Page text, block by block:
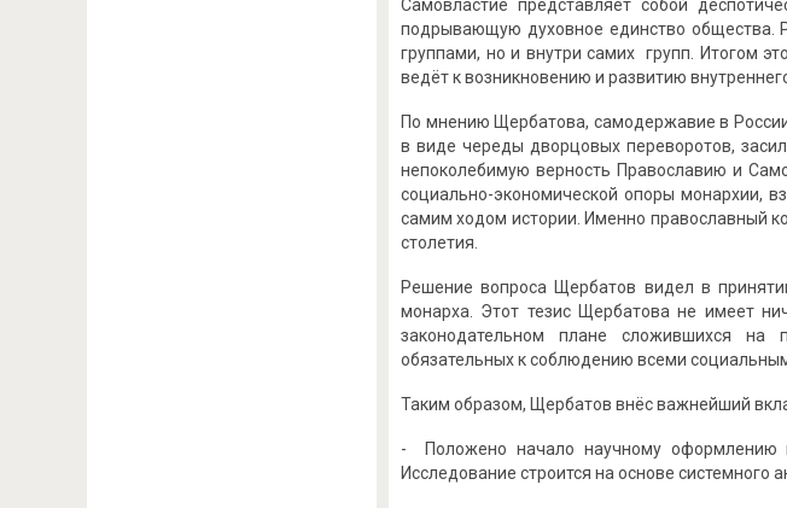
Самовластие представляет собой
подрывающую духовное единство общества.
группами, но и внутри самих групп. Итогом
ведёт к возникновению и развитию
По мнению Щербатова, самодержавие в
в виде череды дворцовых переворотов,
непоколебимую верность Православию и
социально-экономической опоры монархии,
самим ходом истории. Именно православный
столетия.
Решение вопроса Щербатов видел в
монарха. Этот тезис Щербатова не имеет
законодательном плане сложившихся на
обязательных к соблюдению всеми
Таким образом, Щербатов внёс важнейший
- Положено начало научному оформлению
Исследование строится на основе системного